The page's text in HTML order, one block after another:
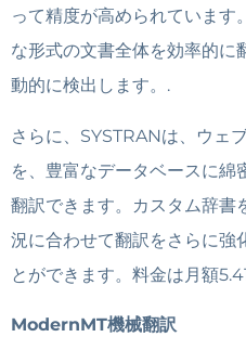
って精度が高められています
な形式の文書全体を効率的に
動的に検出します。.
さらに、SYSTRANは、ウェ
を、豊富なデータベースに綿
翻訳できます。カスタム辞書
況に合わせて翻訳をさらに強
とができます。料金は月額
ModernMT機械翻訳